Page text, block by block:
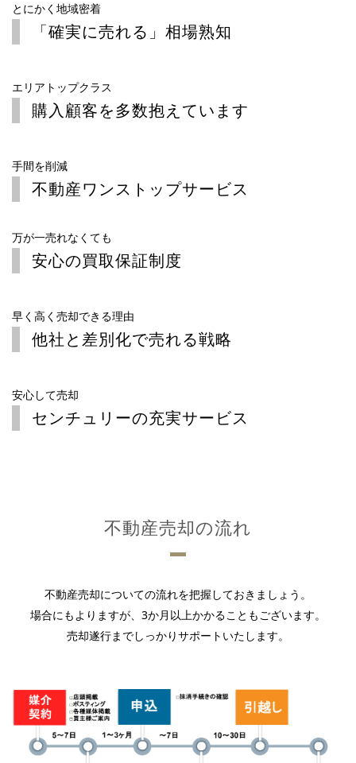
とにかく地域密着
「確実に売れる」 相場熟知
エリアトップクラス
購入顧客を多数抱えています
手間を削減
不動産ワンストップサービス
万が一売れなくても
安心の買取保証制度
早く高く売却できる理由
他社と差別化で売れる戦略
安心して売却
センチュリーの充実サービス
不動産売却の流れ
不動産売却についての流れを把握しておきましょう。
場合にもよりますが、3か月以上かかることもございます。
売却遂行までしっかりサポートいたします。